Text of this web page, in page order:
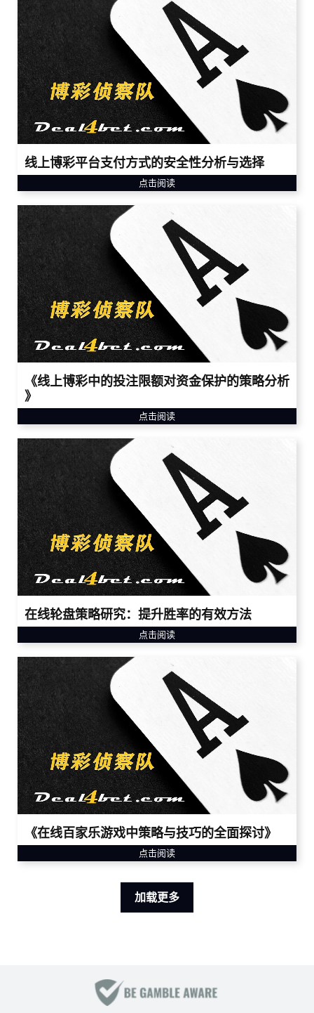
线上博彩平台支付方式的安全性分析与选择
点击阅读
《线上博彩中的投注限额对资金保护的策略分析
》
点击阅读
在线轮盘策略研究：提升胜率的有效方法
点击阅读
《在线百家乐游戏中策略与技巧的全面探讨》
点击阅读
加载更多